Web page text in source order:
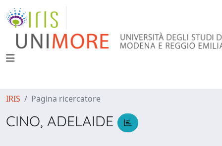
IRIS Pagina ricercatore
CINO, ADELAIDE